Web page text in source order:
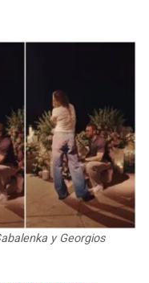
y Georgios